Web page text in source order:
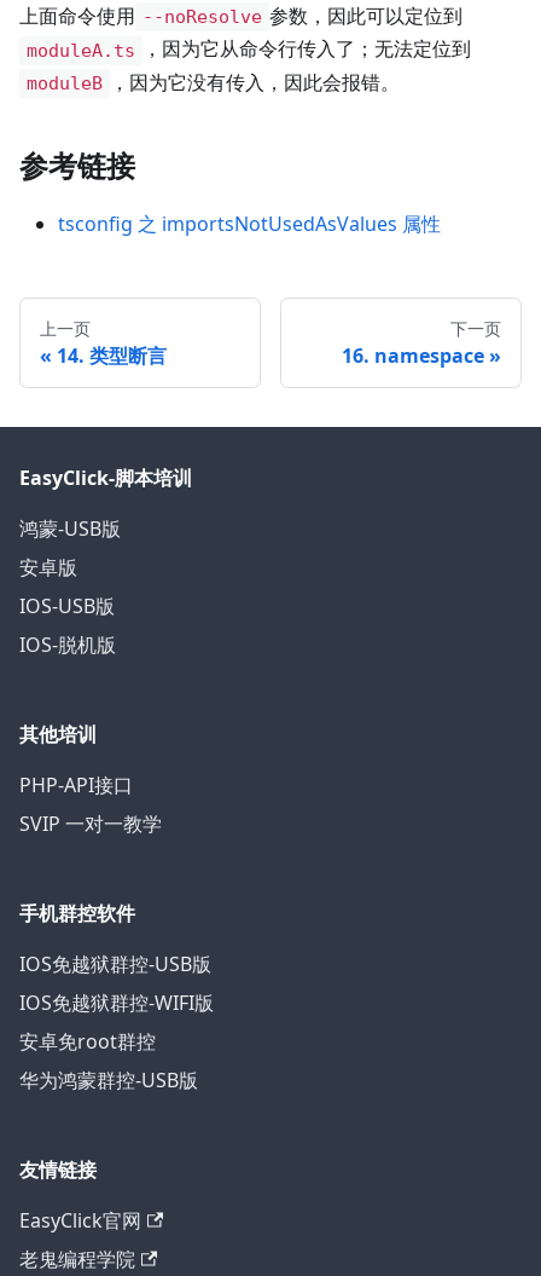
上面命令使用 --noResolve 参数，因此可以定位到
moduleA.ts ，因为它从命令行传入了；无法定位到
moduleB ，因为它没有传入，因此会报错。
参考链接
tsconfig 之 importsNotUsedAsValues 属性
上一页
14. 类型断言
下一页
16. namespace
EasyClick-脚本培训
鸿蒙-USB版
安卓版
IOS-USB版
IOS-脱机版
其他培训
PHP-API接口
SVIP 一对一教学
手机群控软件
IOS免越狱群控-USB版
IOS免越狱群控-WIFI版
安卓免root群控
华为鸿蒙群控-USB版
友情链接
EasyClick官网
老鬼编程学院